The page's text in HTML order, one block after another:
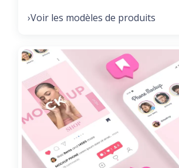
›Voir les modèles de produits